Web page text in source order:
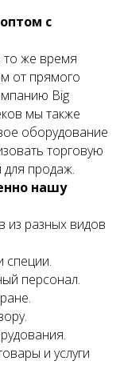
с
то же время
от прямого
Big
мы также
оборудование
торговую
для продаж.
нашу
разных видов
специи.
персонал.
и услуги